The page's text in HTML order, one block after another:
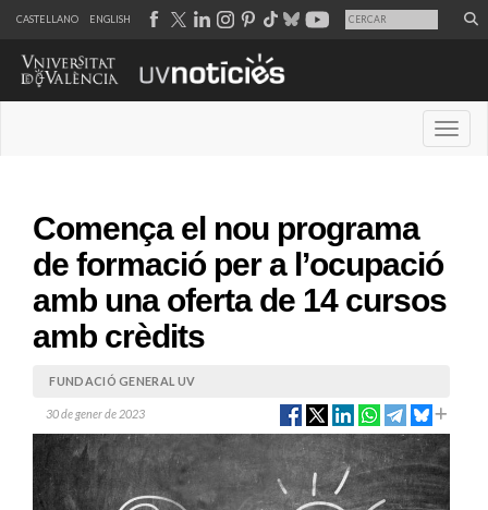
CASTELLANO ENGLISH
Comença el nou programa
de formació per a l’ocupació
amb una oferta de 14 cursos
amb crèdits
FUNDACIÓ GENERAL UV
30 de gener de 2023